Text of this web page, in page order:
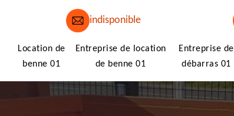
indisponible
Location de
benne 01
Entreprise de location
de benne 01
Entreprise de
débarras 01